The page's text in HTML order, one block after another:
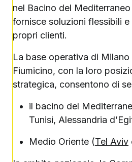
nel Bacino del
fornisce soluzioni flessibili
propri clienti.
La base operativa di
Fiumicino, con la loro
strategica, consentono di
il bacino del
Tunisi, Alessandria
Medio Oriente (Tel Aviv